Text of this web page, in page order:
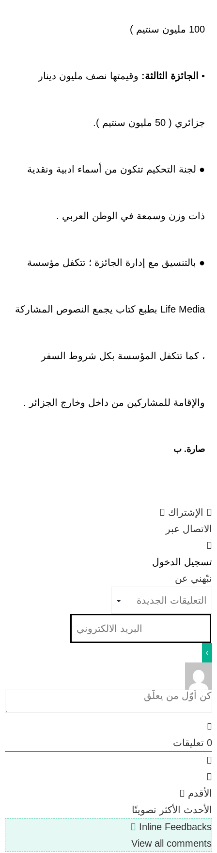
100 مليون سنتيم )
• الجائزة الثالثة: وقيمتها نصف مليون دينار
جزائري ( 50 مليون سنتيم ).
● لجنة التحكيم تتكون من أسماء ادبية ونقدية
ذات وزن وسمعة في الوطن العربي .
● بالتنسيق مع إدارة الجائزة ؛ تتكفل مؤسسة
Life Media بطبع كتاب يجمع النصوص المشاركة
، كما تتكفل المؤسسة بكل شروط السفر
والإقامة للمشاركين من داخل وخارج الجزائر .
صارة. ب
الإشتراك
الاتصال عبر
تسجيل الدخول
نبّهني عن
0 تعليقات
الأقدم
الأحدث
الأكثر تصويتًا
Inline Feedbacks
View all comments